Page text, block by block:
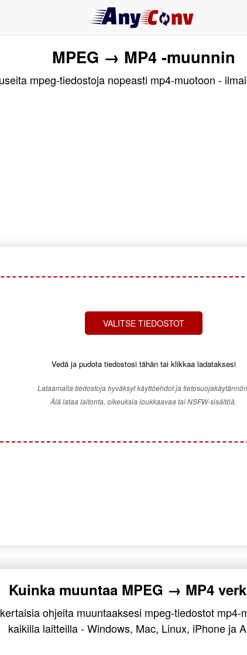
MPEG → MP4 -muunnin
mpeg-tiedostoja nopeasti mp4-muotoon -
VALITSE TIEDOSTOT
Vedä ja pudota tiedostosi tähän tai klikkaa ladataksesi
Lataamalla tiedostoja hyväksyt käyttöehdot ja
Älä lataa laitonta, oikeuksia loukkaavaa tai NSFW-sisältöä.
Kuinka muuntaa MPEG → MP4
ohjeita muuntaaksesi mpeg-tiedostot mp4-
kaikilla laitteilla - Windows, Mac, Linux, iPhone ja